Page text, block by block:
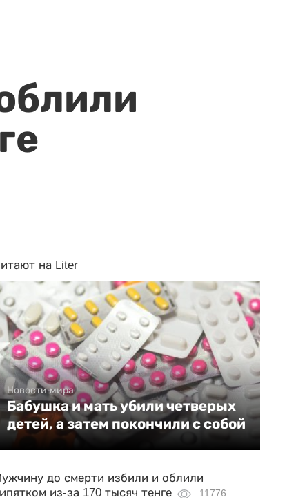
на Liter
Новости мира
Бабушка и мать убили четверых
детей, а затем покончили с собой
до смерти избили и облили
из-за 170 тысяч тенге
11776